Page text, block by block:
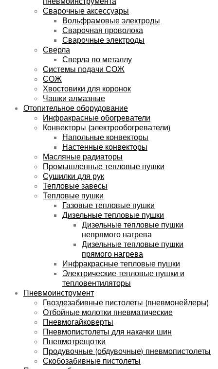
Сварочные аксессуары
Вольфрамовые электроды
Сварочная проволока
Сварочные электроды
Сверла
Сверла по металлу
Системы подачи СОЖ
СОЖ
Хвостовики для коронок
Чашки алмазные
Отопительное оборудование
Инфракрасные обогреватели
Конвекторы (электрообогреватели)
Напольные конвекторы
Настенные конвекторы
Масляные радиаторы
Промышленные тепловые пушки
Сушилки для рук
Тепловые завесы
Тепловые пушки
Газовые тепловые пушки
Дизельные тепловые пушки
Дизельные тепловые пушки
непрямого нагрева
Дизельные тепловые пушки
прямого нагрева
Инфракрасные тепловые пушки
Электрические тепловые пушки и
тепловентиляторы
Пневмоинструмент
Гвоздезабивные пистолеты (пневмонейлеры)
Отбойные молотки пневматические
Пневмогайковерты
Пневмопистолеты для накачки шин
Пневмотрещотки
Продувочные (обдувочные) пневмопистолеты
Скобозабивные пистолеты